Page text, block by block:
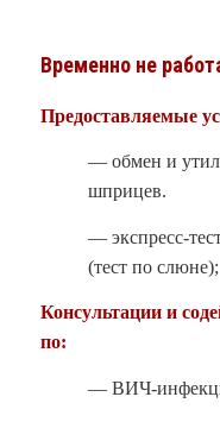
Временно не
Предоставляемые
— обмен и
шприцев.
— экспресс-
(тест по слюне);
Консультации и
по:
— ВИЧ-